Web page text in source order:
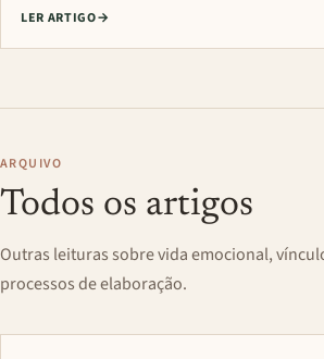
LER ARTIGO→
ARQUIVO
Todos os artigos
Outras leituras sobre vida emocional,
processos de elaboração.